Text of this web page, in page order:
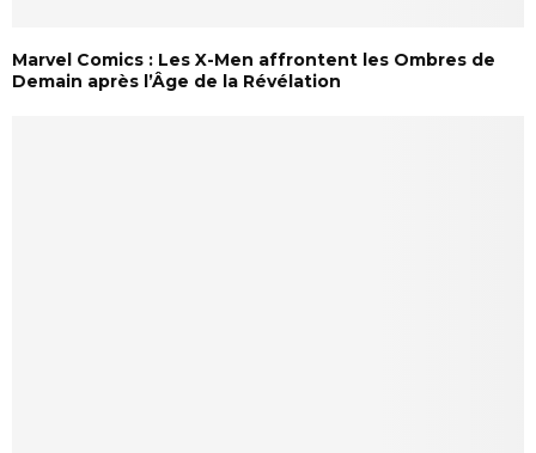
Marvel Comics : Les X-Men affrontent les Ombres de
Demain après l’Âge de la Révélation